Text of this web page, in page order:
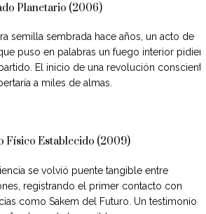
Planetario (2006)
semilla sembrada hace años, un acto de
puso en palabras un fuego interior
El inicio de una revolución
a miles de almas.
Físico Establecido (2009)
se volvió puente tangible entre
registrando el primer contacto con
como Sakem del Futuro. Un testimonio